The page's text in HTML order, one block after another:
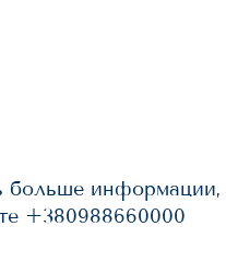
больше информации,
+380988660000